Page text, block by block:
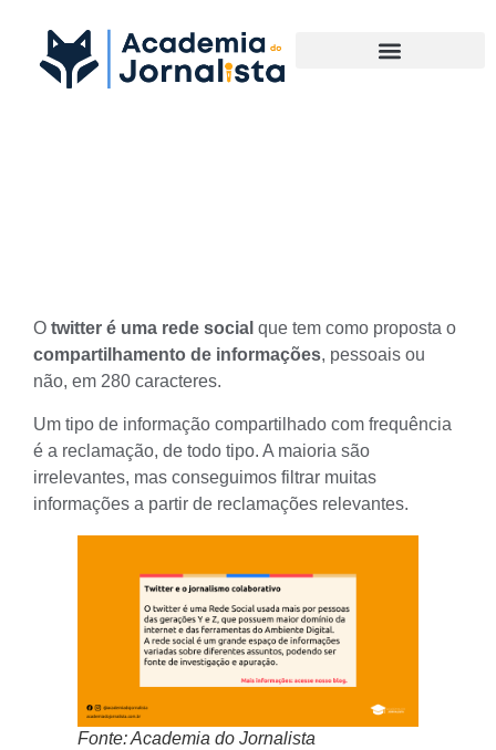
O twitter é uma rede social que tem como proposta o
compartilhamento de informações, pessoais ou
não, em 280 caracteres.
Um tipo de informação compartilhado com frequência
é a reclamação, de todo tipo. A maioria são
irrelevantes, mas conseguimos filtrar muitas
informações a partir de reclamações relevantes.
Fonte: Academia do Jornalista